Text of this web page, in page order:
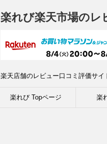
楽れび楽天市場のレ
楽天店舗のレビュー口コミ評価サ
楽れび Topページ 楽